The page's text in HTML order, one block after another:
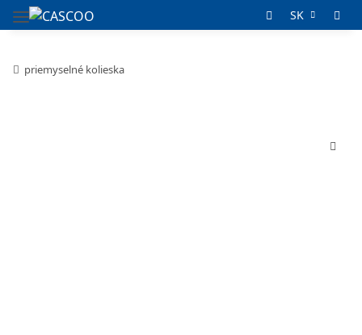
SK
priemyselné kolieska